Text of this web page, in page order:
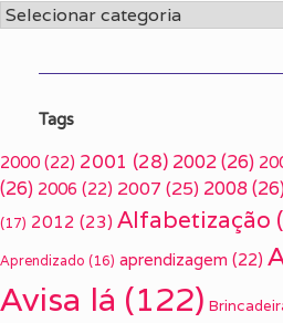
Categorias
Tags
2000 (22) 2001 (28) 2002(26)
(26) 2006 (22) 2007 (25) 2008
(17) 2012 (23) Alfabetização
Aprendizado (16) aprendizagem (22)
Avisa lá (122)